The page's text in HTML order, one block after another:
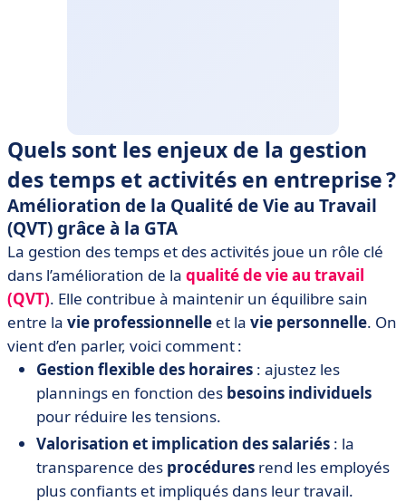
Quels sont les enjeux de la gestion
des temps et activités en entreprise ?
Amélioration de la Qualité de Vie au Travail
(QVT) grâce à la GTA
La gestion des temps et des activités joue un rôle clé
dans l’amélioration de la qualité de vie au travail
(QVT). Elle contribue à maintenir un équilibre sain
entre la vie professionnelle et la vie personnelle. On
vient d’en parler, voici comment :
Gestion flexible des horaires : ajustez les
plannings en fonction des besoins individuels
pour réduire les tensions.
Valorisation et implication des salariés : la
transparence des procédures rend les employés
plus confiants et impliqués dans leur travail.